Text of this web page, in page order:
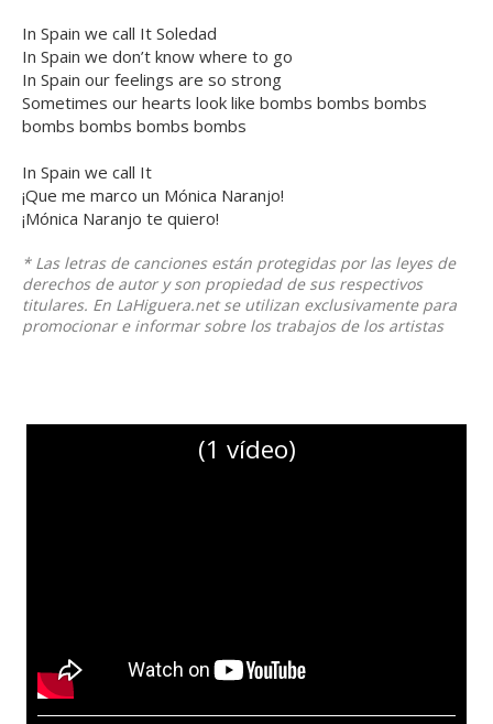
In Spain we call It Soledad
In Spain we don’t know where to go
In Spain our feelings are so strong
Sometimes our hearts look like bombs bombs bombs
bombs bombs bombs bombs
In Spain we call It
¡Que me marco un Mónica Naranjo!
¡Mónica Naranjo te quiero!
* Las letras de canciones están protegidas por las leyes de
derechos de autor y son propiedad de sus respectivos
titulares. En LaHiguera.net se utilizan exclusivamente para
promocionar e informar sobre los trabajos de los artistas
(1 vídeo)